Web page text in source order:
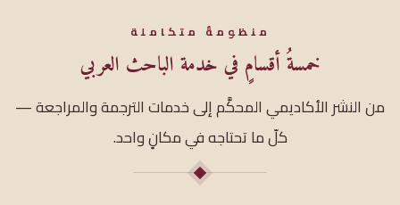
منظومةٌ متكاملة
خمسةُ أقسامٍ في خدمة الباحث العربي
من النشر الأكاديمي المحكَّم إلى خدمات الترجمة والمراجعة —
كلّ ما تحتاجه في مكانٍ واحد.